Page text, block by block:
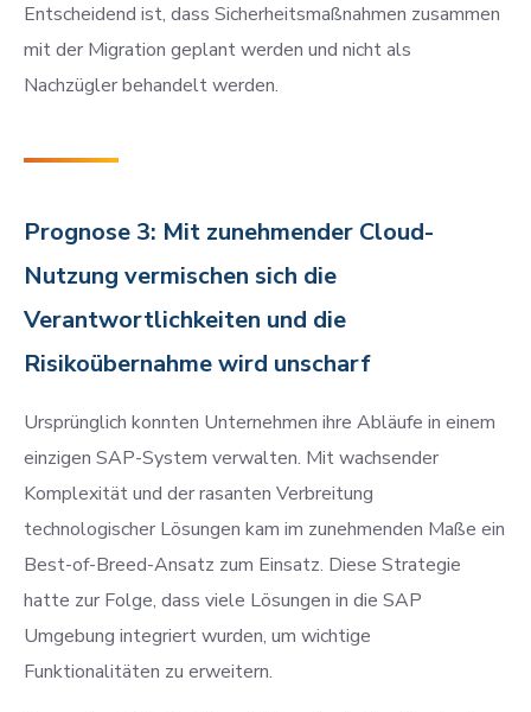
Entscheidend ist, dass Sicherheitsmaßnahmen zusammen
mit der Migration geplant werden und nicht als
Nachzügler behandelt werden.
Prognose 3: Mit zunehmender Cloud-
Nutzung vermischen sich die
Verantwortlichkeiten und die
Risikoübernahme wird unscharf
Ursprünglich konnten Unternehmen ihre Abläufe in einem
einzigen SAP-System verwalten. Mit wachsender
Komplexität und der rasanten Verbreitung
technologischer Lösungen kam im zunehmenden Maße ein
Best-of-Breed-Ansatz zum Einsatz. Diese Strategie
hatte zur Folge, dass viele Lösungen in die SAP
Umgebung integriert wurden, um wichtige
Funktionalitäten zu erweitern.